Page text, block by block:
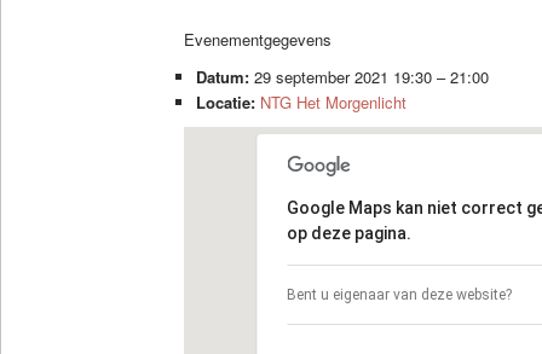
Evenementgegevens
Datum: 29 september 2021 19:30–21:00
Locatie: NTG Het Morgenlicht
Google Maps kan niet correct
op deze pagina.
Bent u eigenaar van deze website?